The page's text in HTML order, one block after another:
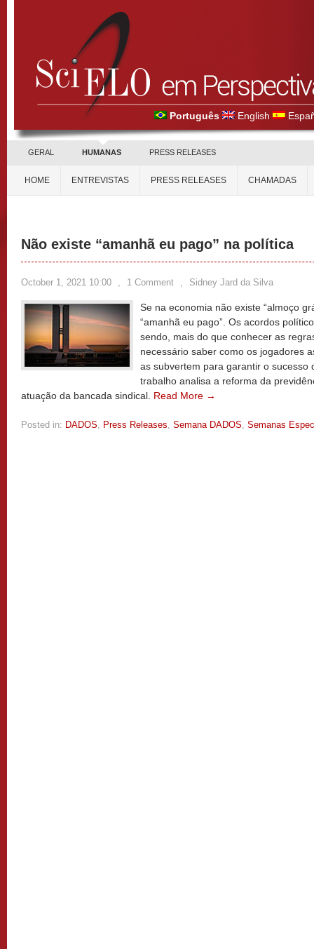
Português English
GERAL HUMANAS PRESS RELEASES
HOME ENTREVISTAS PRESS RELEASES CHAMADAS
Não existe “amanhã eu pago” na política
October 1, 2021 10:00 , 1 Comment , Sidney Jard da Silva
Se na economia não existe “almoço
“amanhã eu pago”. Os acordos
sendo, mais do que conhecer as
necessário saber como os jogadores
as subvertem para garantir o sucesso
trabalho analisa a reforma da
atuação da bancada sindical. Read More →
Posted in: DADOS, Press Releases, Semana DADOS, Semanas